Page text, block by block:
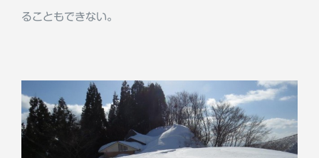
ることもできない。